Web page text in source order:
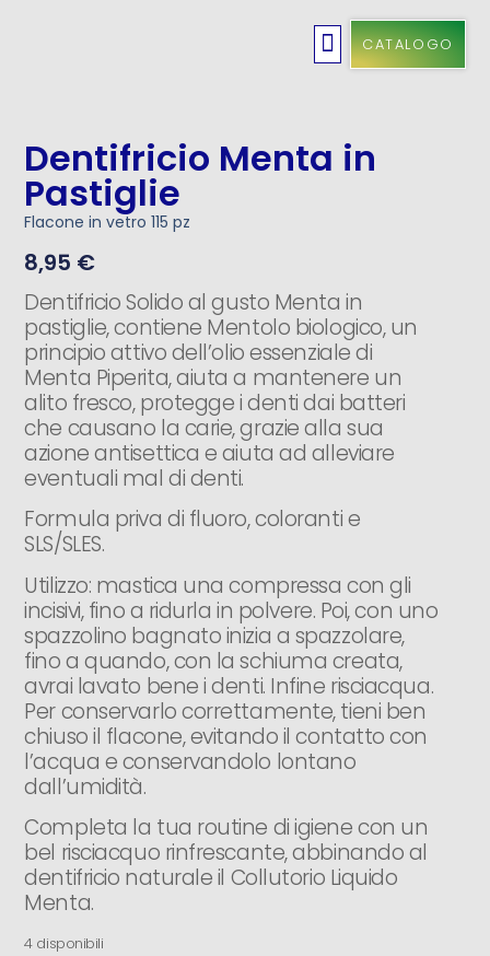
CATALOGO
Dentifricio Menta in
Pastiglie
Flacone in vetro 115 pz
8,95 €
Dentifricio Solido al gusto Menta in
pastiglie, contiene Mentolo biologico, un
principio attivo dell’olio essenziale di
Menta Piperita, aiuta a mantenere un
alito fresco, protegge i denti dai batteri
che causano la carie, grazie alla sua
azione antisettica e aiuta ad alleviare
eventuali mal di denti.
Formula priva di fluoro, coloranti e
SLS/SLES.
Utilizzo: mastica una compressa con gli
incisivi, fino a ridurla in polvere. Poi, con uno
spazzolino bagnato inizia a spazzolare,
fino a quando, con la schiuma creata,
avrai lavato bene i denti. Infine risciacqua.
Per conservarlo correttamente, tieni ben
chiuso il flacone, evitando il contatto con
l’acqua e conservandolo lontano
dall’umidità.
Completa la tua routine di igiene con un
bel risciacquo rinfrescante, abbinando al
dentifricio naturale il Collutorio Liquido
Menta.
4 disponibili